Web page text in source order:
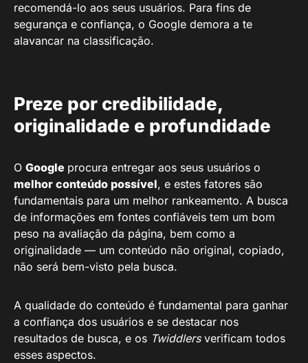
recomendá-lo aos seus usuários. Para fins de
segurança e confiança, o Google demora a te
alavancar na classificação.
Preze por credibilidade,
originalidade e profundidade
O Google procura entregar aos seus usuários o
melhor conteúdo possível, e estes fatores são
fundamentais para um melhor rankeamento. A busca
de informações em fontes confiáveis tem um bom
peso na avaliação da página, bem como a
originalidade — um conteúdo não original, copiado,
não será bem-visto pela busca.
A qualidade do conteúdo é fundamental para ganhar
a confiança dos usuários e se destacar nos
resultados de busca, e os Twiddlers verificam todos
esses aspectos.